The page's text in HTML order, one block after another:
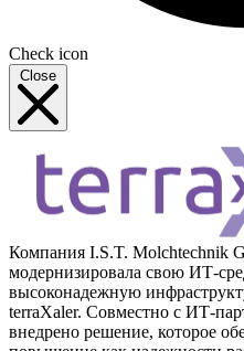
Check icon
Close
Компания I.S.T. Molchtechnik
модернизировала свою ИТ-
высоконадежную
terraXaler. Совместно с ИТ-
внедрено решение, которое